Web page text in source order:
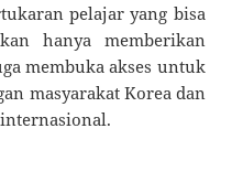
pelajar yang bisa
hanya memberikan
membuka akses untuk
masyarakat Korea dan